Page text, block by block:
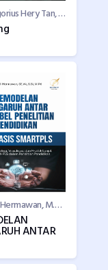
Dr. Gregorius Hery Tan, S.E., M.H., M.Si.
Dr. Andi Hermawan, M.Pd .
ANTAR